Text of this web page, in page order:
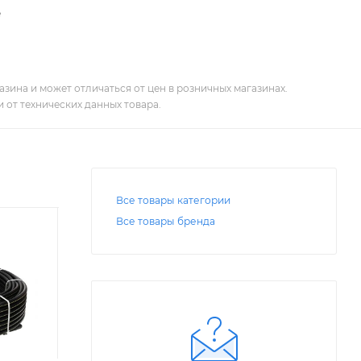
и может отличаться от цен в розничных магазинах.
технических данных товара.
Все товары категории
Все товары бренда